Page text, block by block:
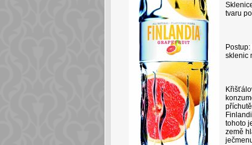
tvaru
sklenic
tohoto
země